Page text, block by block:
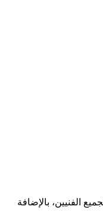
الفنيين، بالإضافة